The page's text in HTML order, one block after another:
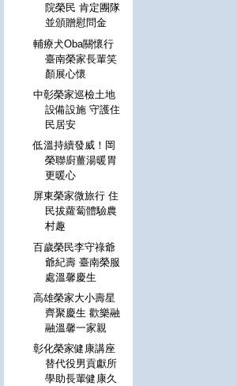
院榮民 肯定團隊
並頒贈慰問金
輔療犬Oba關懷行
臺南榮家長輩笑
顏展心懷
中彰榮家巡檢土地
設備設施 守護住
民居安
低溫持續發威！岡
榮聯廚薑湯暖胃
更暖心
屏東榮家微旅行 住
民拔蘿蔔體驗農
村趣
百歲榮民李守祿爺
爺紀壽 臺南榮服
處溫馨慶生
高雄榮家大小壽星
齊聚慶生 歡樂融
融溫馨一家親
彰化榮家健康講座
替代役男貢獻所
學助長輩健康久